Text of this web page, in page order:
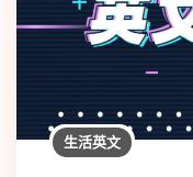
生活英文